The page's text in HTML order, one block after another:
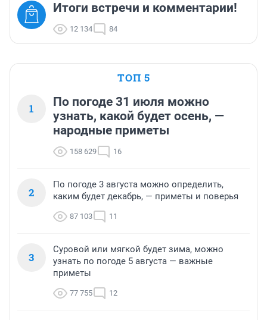
Итоги встречи и комментарии!
12 134 84
ТОП 5
1
По погоде 31 июля можно
узнать, какой будет осень, —
народные приметы
158 629 16
2
По погоде 3 августа можно определить,
каким будет декабрь, — приметы и поверья
87 103 11
3
Суровой или мягкой будет зима, можно
узнать по погоде 5 августа — важные
приметы
77 755 12